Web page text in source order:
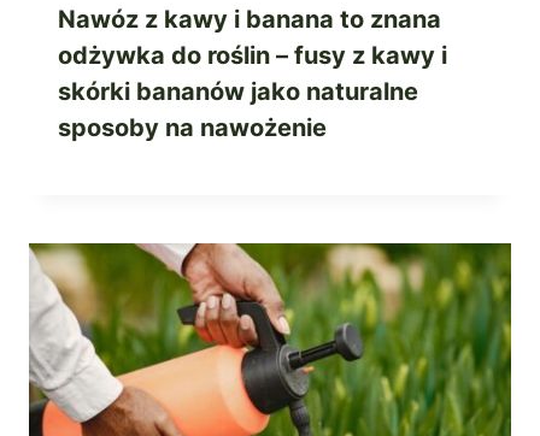
Nawóz z kawy i banana to znana
odżywka do roślin – fusy z kawy i
skórki bananów jako naturalne
sposoby na nawożenie